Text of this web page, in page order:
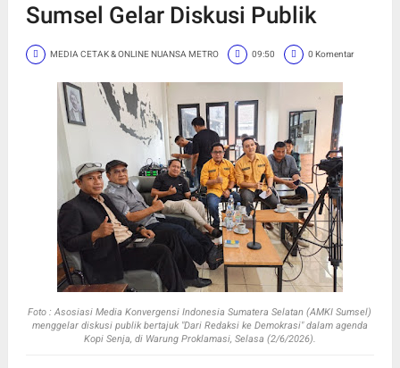
Sumsel Gelar Diskusi Publik
MEDIA CETAK & ONLINE NUANSA METRO 09:50 0 Komentar
Foto :Asosiasi Media Konvergensi Indonesia Sumatera Selatan (AMKI Sumsel)
menggelar diskusi publik bertajuk "Dari Redaksi ke Demokrasi" dalam agenda
Kopi Senja, di Warung Proklamasi, Selasa (2/6/2026).